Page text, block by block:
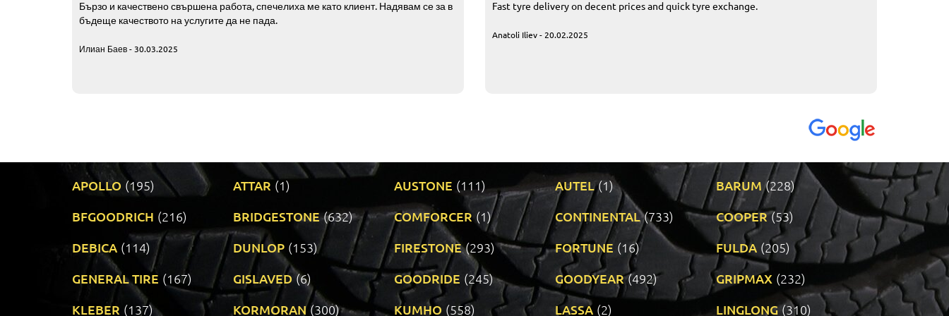
Бързо и качествено свършена работа, спечелиха ме като клиент. Надявам се за в
бъдеще качеството на услугите да не пада.
Илиан Баев - 30.03.2025
Fast tyre delivery on decent prices and quick tyre exchange.
Anatoli Iliev - 20.02.2025
APOLLO (195) ATTAR (1) AUSTONE (111) AUTEL (1) BARUM (228)
BFGOODRICH (216) BRIDGESTONE (632) COMFORCER (1) CONTINENTAL (733) COOPER (53)
DEBICA (114) DUNLOP (153) FIRESTONE (293) FORTUNE (16) FULDA (205)
GENERAL TIRE (167) GISLAVED (6) GOODRIDE (245) GOODYEAR (492) GRIPMAX (232)
KLEBER (137) KORMORAN (300) KUMHO (558) LASSA (2) LINGLONG (310)